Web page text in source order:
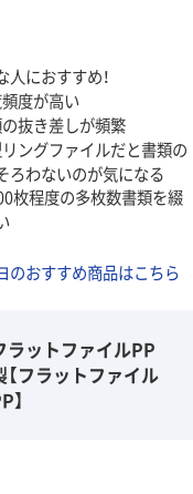
人におすすめ！
頻度が高い
の抜き差しが頻繁
リングファイルだと書類の
ろわないのが気になる
枚程度の多枚数書類を綴
のおすすめ商品はこちら
ラットファイルPP
【フラットファイル
】